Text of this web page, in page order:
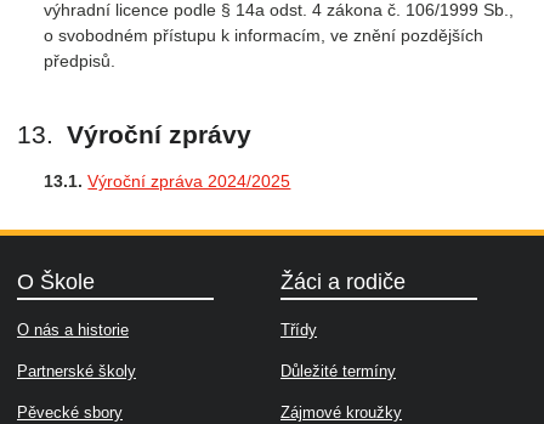
výhradní licence podle § 14a odst. 4 zákona č. 106/1999 Sb.,
o svobodném přístupu k informacím, ve znění pozdějších
předpisů.
Výroční zprávy
Výroční zpráva 2024/2025
O Škole
O nás a historie
Partnerské školy
Pěvecké sbory
Žáci a rodiče
Třídy
Důležité termíny
Zájmové kroužky